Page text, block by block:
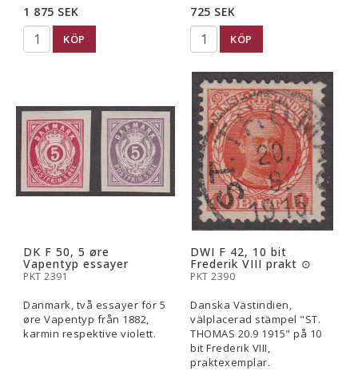
1 875 SEK
KÖP
725 SEK
KÖP
DK F 50, 5 øre
Vapentyp essayer
PKT 2391
Danmark, två essayer för 5
øre Vapentyp från 1882,
karmin respektive violett.
DWI F 42, 10 bit
Frederik VIII prakt ⊙
PKT 2390
Danska Västindien,
välplacerad stämpel "ST.
THOMAS 20.9 1915" på 10
bit Frederik VIII,
praktexemplar.